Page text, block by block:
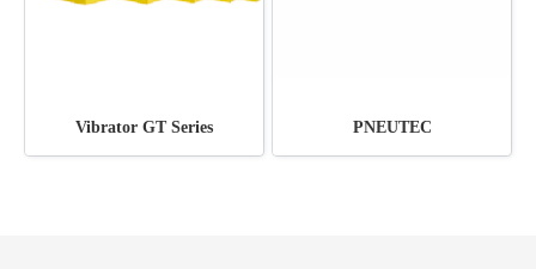
Vibrator GT Series PNEUTEC